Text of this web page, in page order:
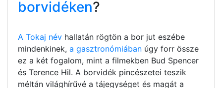
borvidéken?
A Tokaj név hallatán rögtön a bor jut eszébe
mindenkinek, a gasztronómiában úgy forr össze
ez a két fogalom, mint a filmekben Bud Spencer
és Terence Hil. A borvidék pincészetei teszik
méltán világhírűvé a tájegységet és magát a